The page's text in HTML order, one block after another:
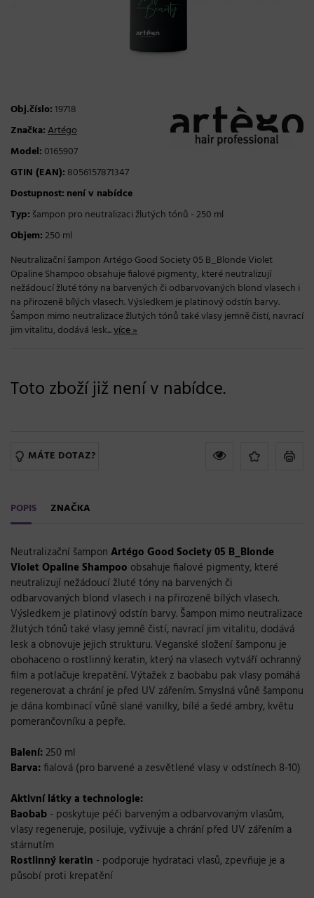
Obj.číslo:19718
Značka:Artégo
Model:0165907
GTIN (EAN): 8056157871347
Dostupnost: není v nabídce
Typ: šampon pro neutralizaci žlutých tónů - 250 ml
Objem:250 ml
Neutralizační šampon Artégo Good Society 05 B_Blonde Violet
Opaline Shampoo obsahuje fialové pigmenty, které neutralizují
nežádoucí žluté tóny na barvených či odbarvovaných blond vlasech i
na přirozeně bílých vlasech. Výsledkem je platinový odstín barvy.
Šampon mimo neutralizace žlutých tónů také vlasy jemně čistí, navrací
jim vitalitu, dodává lesk...více »
Toto zboží již není v nabídce.
MÁTE DOTAZ?
POPIS ZNAČKA
Neutralizační šampon Artégo Good Society 05 B_Blonde
Violet Opaline Shampoo obsahuje fialové pigmenty, které
neutralizují nežádoucí žluté tóny na barvených či
odbarvovaných blond vlasech i na přirozeně bílých vlasech.
Výsledkem je platinový odstín barvy. Šampon mimo neutralizace
žlutých tónů také vlasy jemně čistí, navrací jim vitalitu, dodává
lesk a obnovuje jejich strukturu. Veganské složení šamponu je
obohaceno o rostlinný keratin, který na vlasech vytváří ochranný
film a potlačuje krepatění. Výtažek z baobabu pak vlasy pomáhá
regenerovat a chrání je před UV zářením. Smyslná vůně šamponu
je dána kombinací vůně slané vanilky, bílé a šedé ambry, květu
pomerančovníku a pepře.
Balení:250 ml
Barva:fialová (pro barvené a zesvětlené vlasy v odstínech 8-10)
Aktivní látky a technologie:
Baobab - poskytuje péči barveným a odbarvovaným vlasům,
vlasy regeneruje, posiluje, vyživuje a chrání před UV zářením a
stárnutím
Rostlinný keratin - podporuje hydrataci vlasů, zpevňuje je a
působí proti krepatění